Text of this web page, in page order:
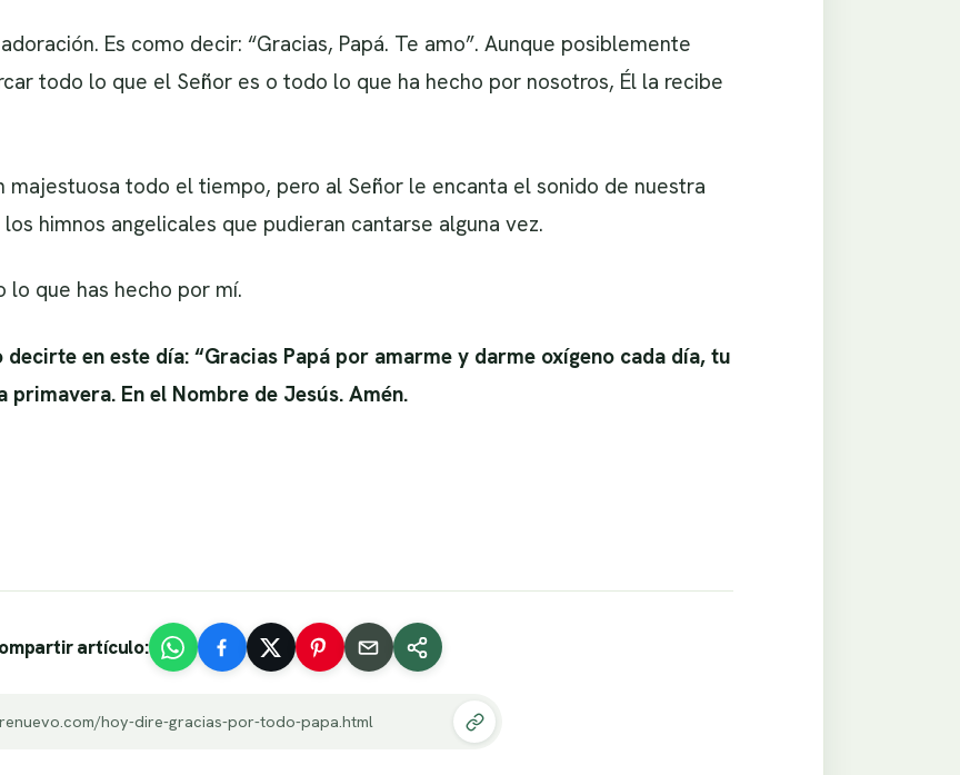
Es como decir: “Gracias, Papá. Te amo”. Aunque posiblemente
todo lo que el Señor es o todo lo que ha hecho por nosotros, Él la recibe
majestuosa todo el tiempo, pero al Señor le encanta el sonido de nuestra
himnos angelicales que pudieran cantarse alguna vez.
lo que has hecho por mí.
en este día: “Gracias Papá por amarme y darme oxígeno cada día, tu
En el Nombre de Jesús. Amén.
artículo:
hoy-dire-gracias-por-todo-papa.html